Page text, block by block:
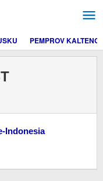
PEMPROV KALTENG
Indonesia